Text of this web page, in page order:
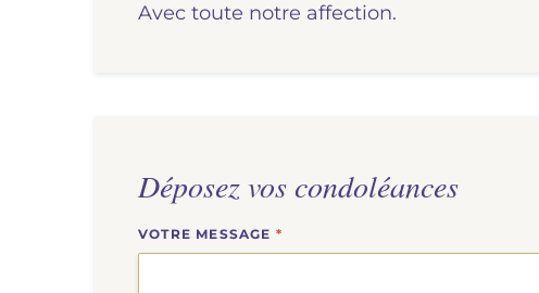
Avec toute notre affection.
Déposez vos condoléances
VOTRE MESSAGE *